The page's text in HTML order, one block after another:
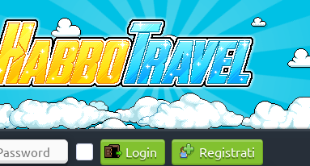
Registrati